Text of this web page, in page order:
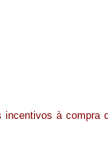
à compra